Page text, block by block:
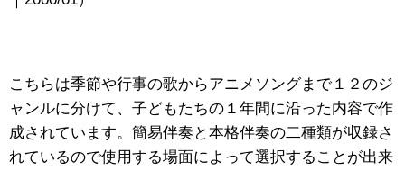
こちらは季節や行事の歌からアニメソングまで１２のジ
ャンルに分けて、子どもたちの１年間に沿った内容で作
成されています。簡易伴奏と本格伴奏の二種類が収録さ
れているので使用する場面によって選択することが出来